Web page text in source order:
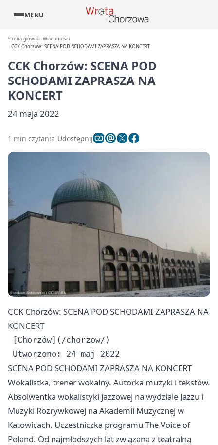
MENU
Strona główna Wiadomości
CCK Chorzów: SCENA POD SCHODAMI ZAPRASZA NA KONCERT
CCK Chorzów: SCENA POD
SCHODAMI ZAPRASZA NA
KONCERT
24 maja 2022
1 min czytania Udostępnij
CCK Chorzów: SCENA POD SCHODAMI ZAPRASZA NA
KONCERT
[Chorzów](/chorzow/)
SCENA POD SCHODAMI ZAPRASZA NA KONCERT
Wokalistka, trener wokalny. Autorka muzyki i tekstów.
Absolwentka wokalistyki jazzowej na wydziale Jazzu i
Muzyki Rozrywkowej na Akademii Muzycznej w
Katowicach. Uczestniczka programu The Voice of
Poland. Od najmłodszych lat związana z teatralną